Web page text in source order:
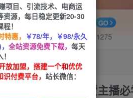
APP下载 GO
站长V：hu91275
人 塑品话术等 带货主播
项目、引流技术、电商运
资源，每日稳定更新20-30
！
特惠， ￥78/年，￥98/永久
全站资源免费下载， 每天
放加盟，搭建一个和优优
付费平台， 站长微信：